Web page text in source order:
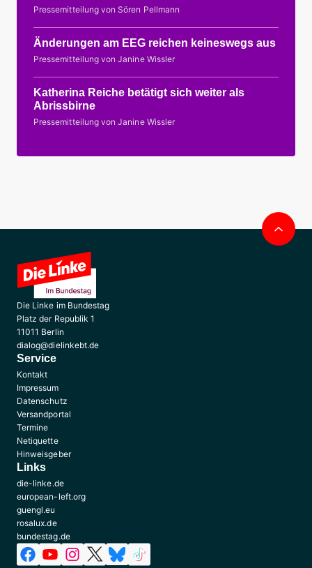
Pressemitteilung von Sören Pellmann
Änderungen am EEG reichen keineswegs aus
Pressemitteilung von Janine Wissler
Katherina Reiche betätigt sich weiter als
Abrissbirne
Pressemitteilung von Janine Wissler
Die Linke im Bundestag
Platz der Republik 1
11011 Berlin
dialog@dielinkebt.de
Service
Kontakt
Impressum
Datenschutz
Versandportal
Termine
Netiquette
Hinweisgeber
Links
die-linke.de
european-left.org
guengl.eu
rosalux.de
bundestag.de